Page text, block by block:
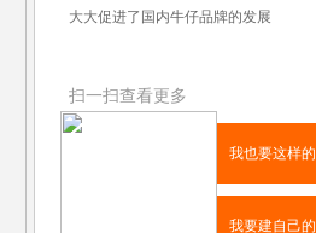
大大促进了国内牛仔品牌的发展
扫一扫查看更多
我也要这样
我要建自己